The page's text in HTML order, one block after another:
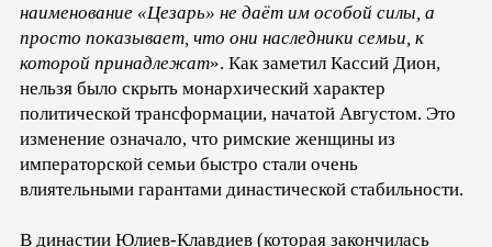
наименование «Цезарь» не даёт им особой силы, а
просто показывает, что они наследники семьи, к
которой принадлежат». Как заметил Кассий Дион,
нельзя было скрыть монархический характер
политической трансформации, начатой Августом. Это
изменение означало, что римские женщины из
императорской семьи быстро стали очень
влиятельными гарантами династической стабильности.
В династии Юлиев-Клавдиев (которая закончилась